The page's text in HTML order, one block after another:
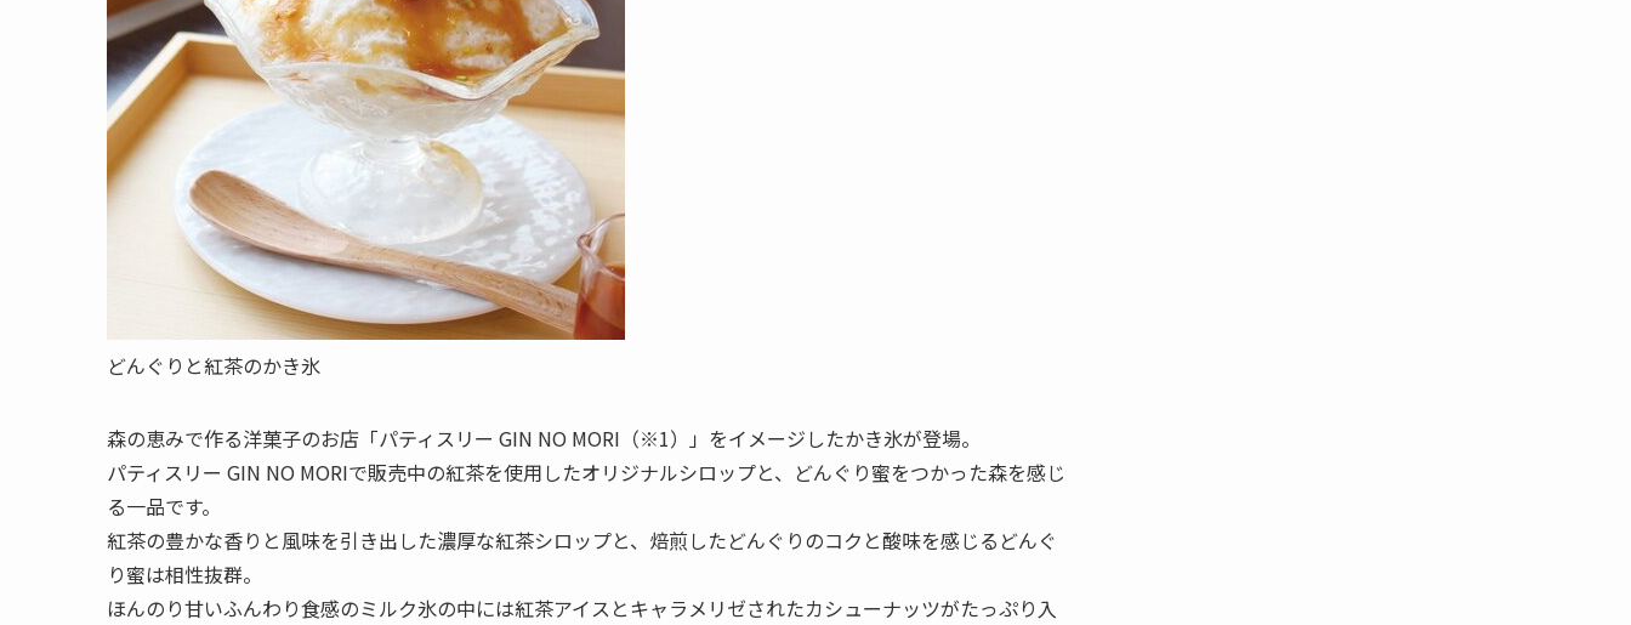
どんぐりと紅茶のかき氷
森の恵みで作る洋菓子のお店「パティスリー GIN NO MORI（※1）」をイメージしたかき氷が登場。
パティスリー GIN NO MORIで販売中の紅茶を使用したオリジナルシロップと、どんぐり蜜をつかった森を感じ
る一品です。
紅茶の豊かな香りと風味を引き出した濃厚な紅茶シロップと、焙煎したどんぐりのコクと酸味を感じるどんぐ
り蜜は相性抜群。
ほんのり甘いふんわり食感のミルク氷の中には紅茶アイスとキャラメリゼされたカシューナッツがたっぷり入